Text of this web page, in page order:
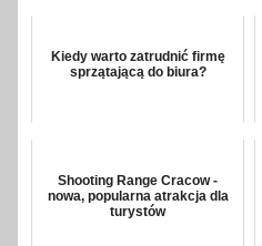
Kiedy warto zatrudnić firmę
sprzątającą do biura?
Shooting Range Cracow -
nowa, popularna atrakcja dla
turystów